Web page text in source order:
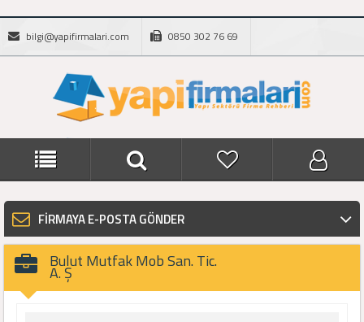
bilgi@yapifirmalari.com 0850 302 76 69
FİRMAYA E-POSTA GÖNDER
Bulut Mutfak Mob San. Tic.
A. Ş